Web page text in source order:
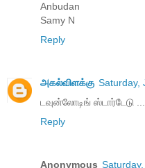
Anbudan
Samy N
Reply
அகல்விளக்கு Saturday,
டவுன்லோடிங் ஸ்டார்டேடு ...
Reply
Anonymous